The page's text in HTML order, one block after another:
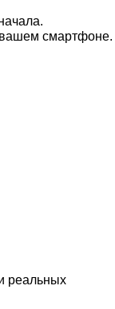
вашем смартфоне.
реальных